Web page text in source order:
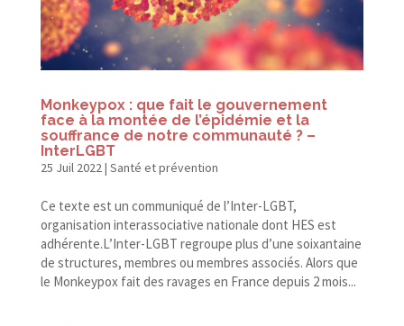
Monkeypox : que fait le gouvernement
face à la montée de l’épidémie et la
souffrance de notre communauté ? –
InterLGBT
25 Juil 2022 | Santé et prévention
Ce texte est un communiqué de l’Inter-​LGBT,
organisation interassociative nationale dont HES est
adhérente.L’Inter-LGBT regroupe plus d’une soixantaine
de structures, membres ou membres associés. Alors que
le Monkeypox fait des ravages en France depuis 2 mois...